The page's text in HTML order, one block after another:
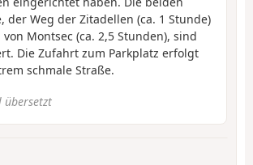
der Weg der Zitadellen (ca. 1 Stunde)
Montsec (ca. 2,5 Stunden), sind
Die Zufahrt zum Parkplatz erfolgt
schmale Straße.
übersetzt